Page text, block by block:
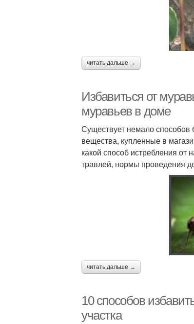
читать дальше →
Избавиться от
муравьев в доме
Существует немало
вещества, купленные в
какой способ истребления
травлей, нормы проведения
читать дальше →
10 способов
участка